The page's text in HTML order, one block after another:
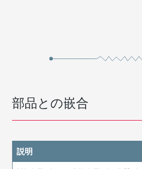
部品との嵌合
説明